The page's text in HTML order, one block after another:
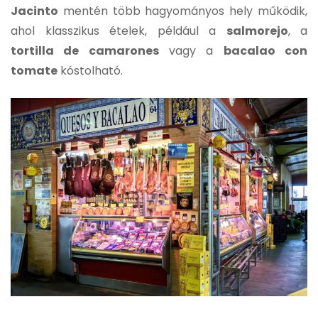
Jacinto mentén több hagyományos hely működik,
ahol klasszikus ételek, például a salmorejo, a
tortilla de camaronesvagy a bacalao con
tomate kóstolható.